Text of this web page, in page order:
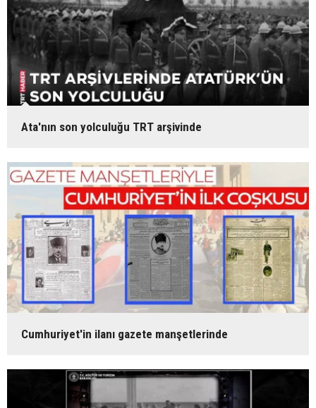
Ata'nın son yolculuğu TRT arşivinde
Cumhuriyet'in ilanı gazete manşetlerinde